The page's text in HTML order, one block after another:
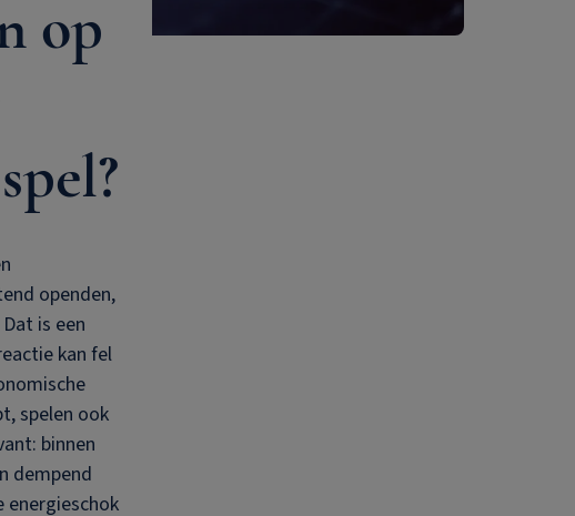
op
openden,
is een
kan fel
spelen ook
binnen
dempend
energieschok